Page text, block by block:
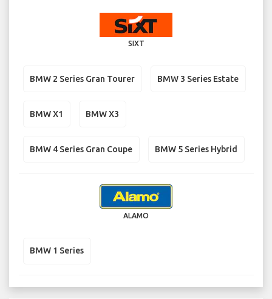
SIXT
BMW 2 Series Gran Tourer BMW 3 Series Estate
BMW X1 BMW X3
BMW 4 Series Gran Coupe BMW 5 Series Hybrid
ALAMO
BMW 1 Series